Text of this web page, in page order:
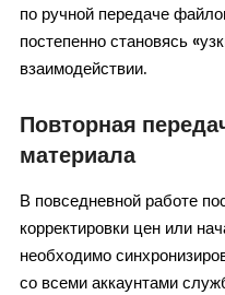
по ручной передаче
постепенно становясь
взаимодействии.
Повторная
материала
В повседневной работе
корректировки цен или
необходимо
со всеми аккаунтами